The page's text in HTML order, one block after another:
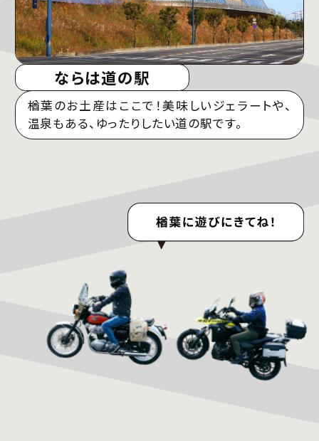
ならは道の駅
楢葉のお土産はここで！美味しいジェラートや、
温泉もある、ゆったりしたい道の駅です。